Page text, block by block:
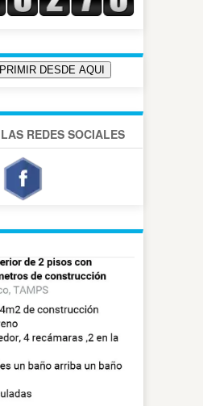
REDES SOCIALES